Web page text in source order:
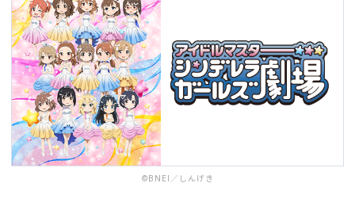
©BNEI／しんげき